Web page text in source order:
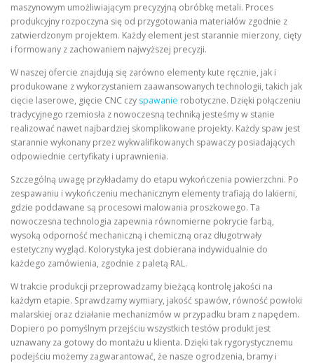
maszynowym umożliwiającym precyzyjną obróbkę metali. Proces
produkcyjny rozpoczyna się od przygotowania materiałów zgodnie z
zatwierdzonym projektem. Każdy element jest starannie mierzony, cięty
i formowany z zachowaniem najwyższej precyzji.
W naszej ofercie znajdują się zarówno elementy kute ręcznie, jak i
produkowane z wykorzystaniem zaawansowanych technologii, takich jak
cięcie laserowe, gięcie CNC czy spawanie robotyczne. Dzięki połączeniu
tradycyjnego rzemiosła z nowoczesną techniką jesteśmy w stanie
realizować nawet najbardziej skomplikowane projekty. Każdy spaw jest
starannie wykonany przez wykwalifikowanych spawaczy posiadających
odpowiednie certyfikaty i uprawnienia.
Szczególną uwagę przykładamy do etapu wykończenia powierzchni. Po
zespawaniu i wykończeniu mechanicznym elementy trafiają do lakierni,
gdzie poddawane są procesowi malowania proszkowego. Ta
nowoczesna technologia zapewnia równomierne pokrycie farbą,
wysoką odporność mechaniczną i chemiczną oraz długotrwały
estetyczny wygląd. Kolorystyka jest dobierana indywidualnie do
każdego zamówienia, zgodnie z paletą RAL.
W trakcie produkcji przeprowadzamy bieżącą kontrolę jakości na
każdym etapie. Sprawdzamy wymiary, jakość spawów, równość powłoki
malarskiej oraz działanie mechanizmów w przypadku bram z napędem.
Dopiero po pomyślnym przejściu wszystkich testów produkt jest
uznawany za gotowy do montażu u klienta. Dzięki tak rygorystycznemu
podejściu możemy zagwarantować, że nasze ogrodzenia, bramy i